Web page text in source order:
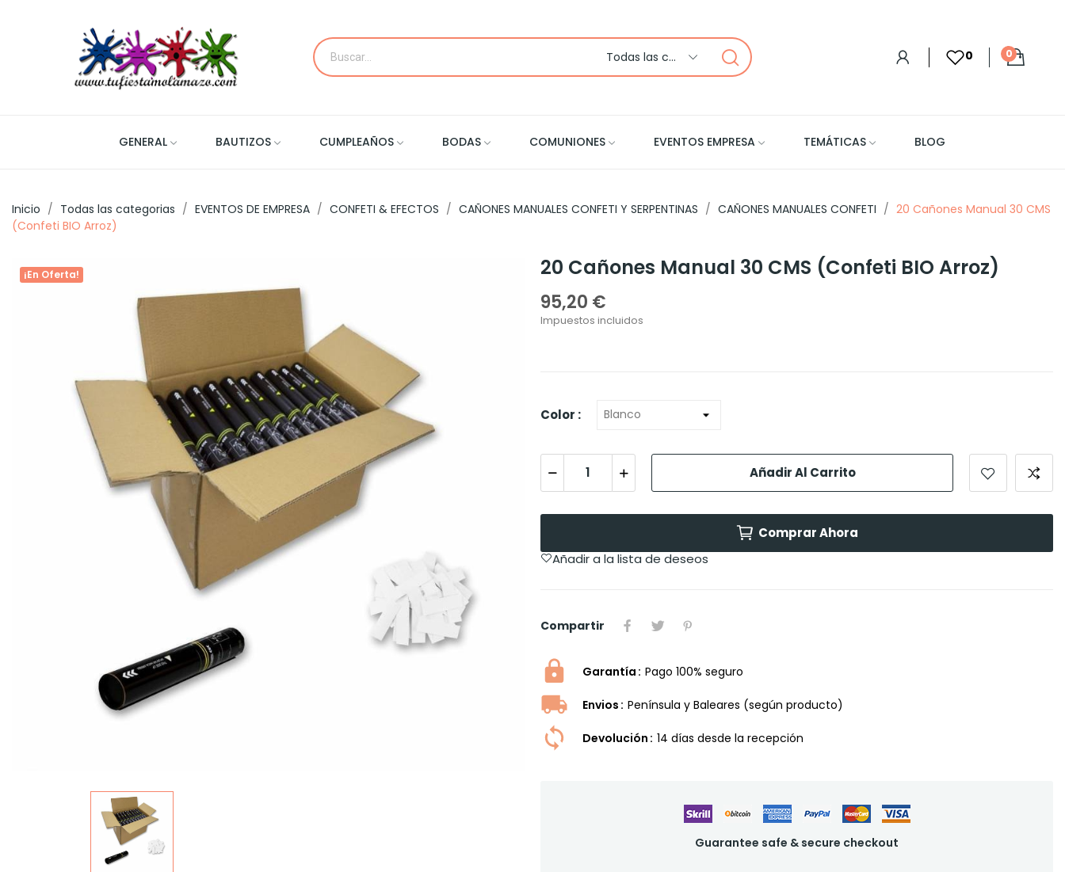
Todas las categorias 0 0
GENERAL BAUTIZOS CUMPLEAÑOS BODAS COMUNIONES EVENTOS EMPRESA TEMÁTICAS BLOG
Inicio Todas las categorias EVENTOS DE EMPRESA CONFETI & EFECTOS CAÑONES MANUALES CONFETI Y SERPENTINAS CAÑONES MANUALES CONFETI
20 Cañones Manual 30 CMS
(Confeti BIO Arroz)
¡En Oferta! 20 Cañones Manual 30 CMS (Confeti BIO Arroz)
95,20 €
Impuestos incluidos
Color :
Añadir Al Carrito
Comprar Ahora
Añadir a la lista de deseos
Compartir
Garantía Pago 100% seguro
Envios Península y Baleares (según producto)
Devolución 14 dí­as desde la recepción
Guarantee safe & secure checkout